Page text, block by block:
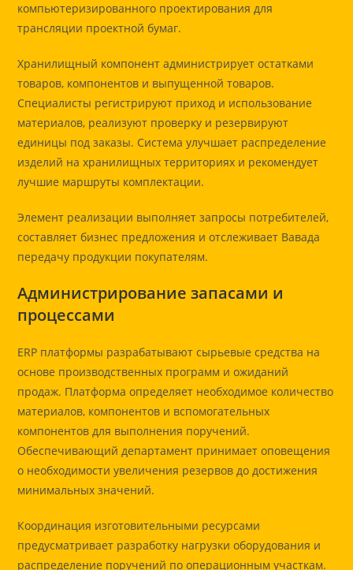
компьютеризированного проектирования для
трансляции проектной бумаг.
Хранилищный компонент администрирует остатками
товаров, компонентов и выпущенной товаров.
Специалисты регистрируют приход и использование
материалов, реализуют проверку и резервируют
единицы под заказы. Система улучшает распределение
изделий на хранилищных территориях и рекомендует
лучшие маршруты комплектации.
Элемент реализации выполняет запросы потребителей,
составляет бизнес предложения и отслеживает Вавада
передачу продукции покупателям.
Администрирование запасами и
процессами
ERP платформы разрабатывают сырьевые средства на
основе производственных программ и ожиданий
продаж. Платформа определяет необходимое количество
материалов, компонентов и вспомогательных
компонентов для выполнения поручений.
Обеспечивающий департамент принимает оповещения
о необходимости увеличения резервов до достижения
минимальных значений.
Координация изготовительными ресурсами
предусматривает разработку нагрузки оборудования и
распределение поручений по операционным участкам.